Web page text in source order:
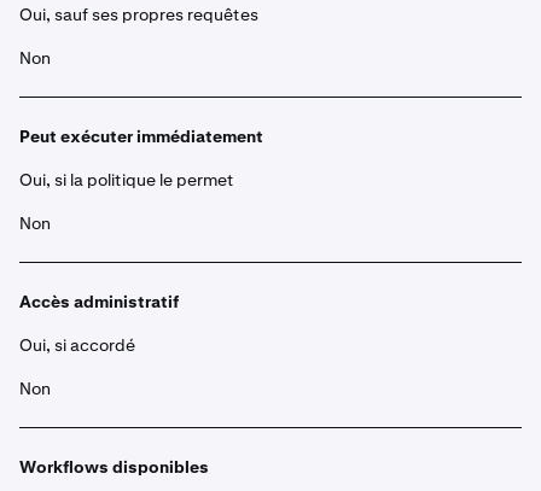
Oui, sauf ses propres requêtes
Non
Peut exécuter immédiatement
Oui, si la politique le permet
Non
Accès administratif
Oui, si accordé
Non
Workflows disponibles